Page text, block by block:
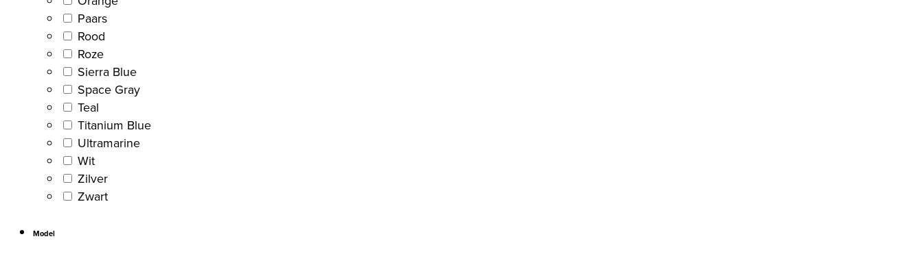
Paars
Rood
Roze
Sierra Blue
Space Gray
Teal
Titanium Blue
Ultramarine
Wit
Zilver
Zwart
Model